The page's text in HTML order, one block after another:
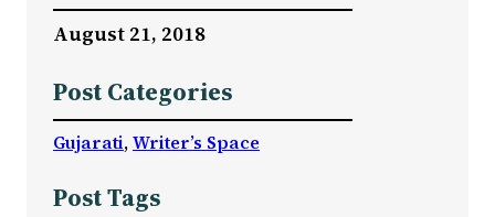
August 21, 2018
Post Categories
Gujarati, Writer’s Space
Post Tags